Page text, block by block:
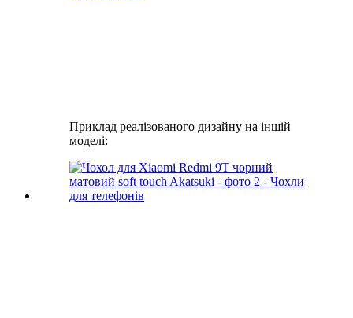
Приклад реалізованого дизайну на іншій
моделі: